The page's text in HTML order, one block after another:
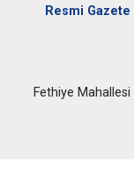
Resmi Gazete
Fethiye